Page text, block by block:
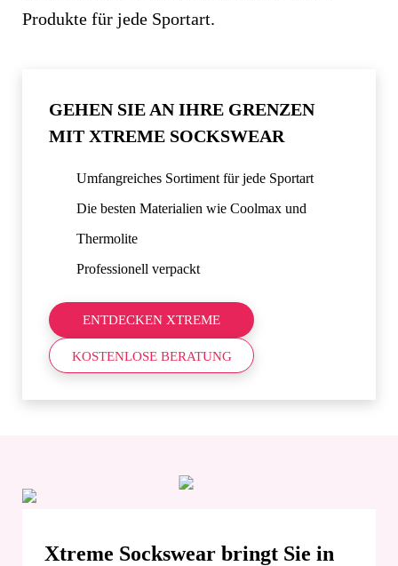
Produkte für jede Sportart.
GEHEN SIE AN IHRE GRENZEN
MIT XTREME SOCKSWEAR
Umfangreiches Sortiment für jede Sportart
Die besten Materialien wie Coolmax und
Thermolite
Professionell verpackt
ENTDECKEN XTREME
KOSTENLOSE BERATUNG
Xtreme Sockswear bringt Sie in